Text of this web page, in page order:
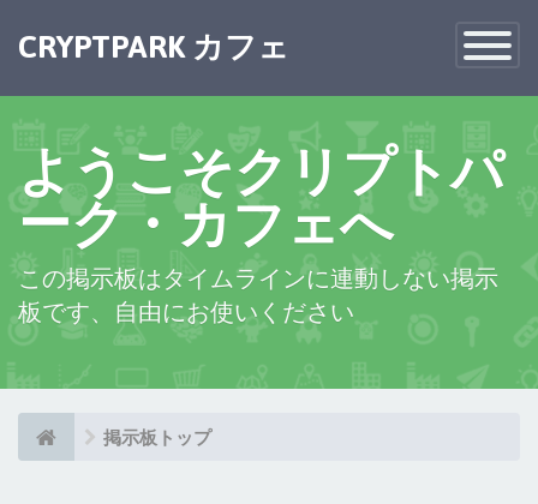
Toggle
CRYPTPARK カフェ ×
ようこそクリプトパ
ーク・カフェへ
この掲示板はタイムラインに連動しない掲示
板です、自由にお使いください
掲示板トップ